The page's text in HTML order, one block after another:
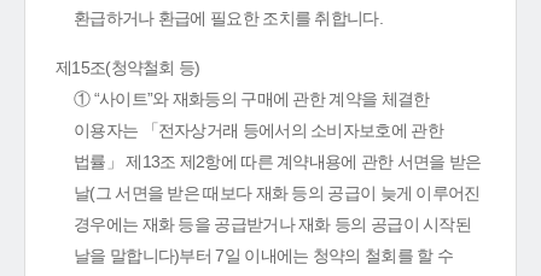
환급하거나 환급에 필요한 조치를 취합니다.
제15조(청약철회 등)
① “사이트”와 재화등의 구매에 관한 계약을 체결한
이용자는 「전자상거래 등에서의 소비자보호에 관한
법률」 제13조 제2항에 따른 계약내용에 관한 서면을 받은
날(그 서면을 받은 때보다 재화 등의 공급이 늦게 이루어진
경우에는 재화 등을 공급받거나 재화 등의 공급이 시작된
날을 말합니다)부터 7일 이내에는 청약의 철회를 할 수